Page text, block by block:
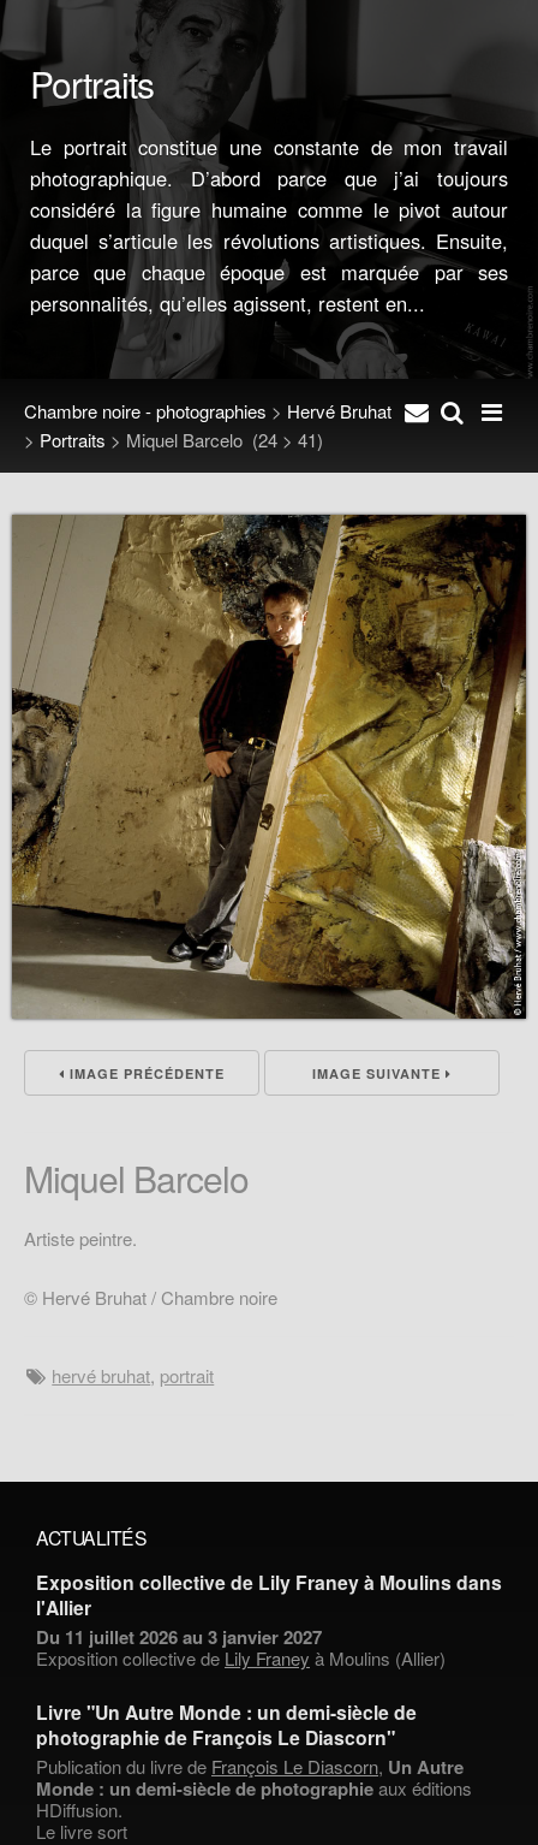
Portraits
Le portrait constitue une constante de mon travail
photographique. D’abord parce que j’ai toujours
considéré la figure humaine comme le pivot autour
duquel s’articule les révolutions artistiques. Ensuite,
parce que chaque époque est marquée par ses
personnalités, qu’elles agissent, restent en...
Chambre noire - photographies > Hervé Bruhat
> Portraits > Miquel Barcelo (24 > 41)
IMAGE PRÉCÉDENTE IMAGE SUIVANTE
Miquel Barcelo
Artiste peintre.
© Hervé Bruhat / Chambre noire
hervé bruhat, portrait
ACTUALITÉS
Exposition collective de Lily Franey à Moulins dans
l'Allier
Du 11 juillet 2026 au 3 janvier 2027
Exposition collective de Lily Franey à Moulins (Allier)
Livre "Un Autre Monde : un demi-siècle de
photographie de François Le Diascorn"
Publication du livre de François Le Diascorn, Un Autre
Monde : un demi-siècle de photographieaux éditions
HDiffusion.
Le livre sort